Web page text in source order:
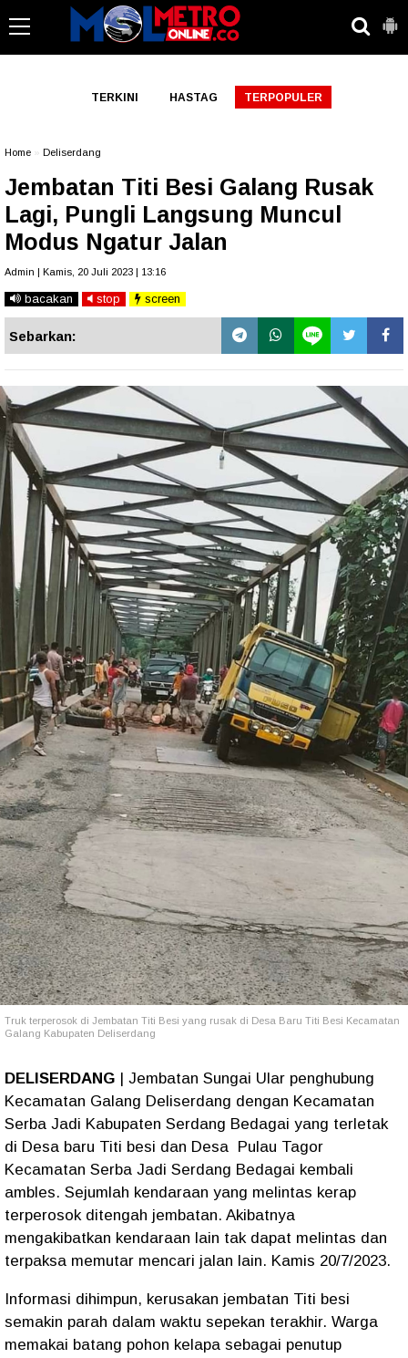
TERKINI HASTAG TERPOPULER
Home Deliserdang
Jembatan Titi Besi Galang Rusak
Lagi, Pungli Langsung Muncul
Modus Ngatur Jalan
Admin | Kamis, 20 Juli 2023 | 13:16
bacakan stop screen
Sebarkan:
Truk terperosok di Jembatan Titi Besi yang rusak di Desa Baru Titi Besi Kecamatan
Galang Kabupaten Deliserdang
DELISERDANG | Jembatan Sungai Ular penghubung
Kecamatan Galang Deliserdang dengan Kecamatan
Serba Jadi Kabupaten Serdang Bedagai yang terletak
di Desa baru Titi besi dan Desa Pulau Tagor
Kecamatan Serba Jadi Serdang Bedagai kembali
ambles. Sejumlah kendaraan yang melintas kerap
terperosok ditengah jembatan. Akibatnya
mengakibatkan kendaraan lain tak dapat melintas dan
terpaksa memutar mencari jalan lain. Kamis 20/7/2023.
Informasi dihimpun, kerusakan jembatan Titi besi
semakin parah dalam waktu sepekan terakhir. Warga
memakai batang pohon kelapa sebagai penutup